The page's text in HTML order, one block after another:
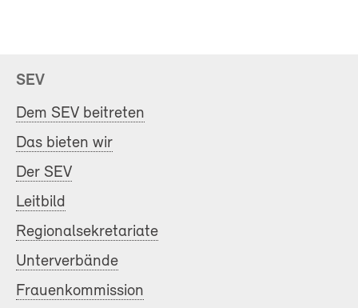
SEV
Dem SEV beitreten
Das bieten wir
Der SEV
Leitbild
Regionalsekretariate
Unterverbände
Frauenkommission